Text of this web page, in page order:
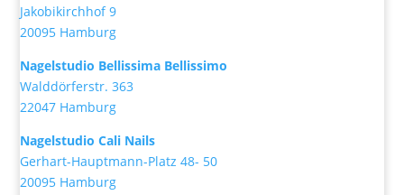
Jakobikirchhof 9
20095 Hamburg
Nagelstudio Bellissima Bellissimo
Walddörferstr. 363
22047 Hamburg
Nagelstudio Cali Nails
Gerhart-Hauptmann-Platz 48- 50
20095 Hamburg